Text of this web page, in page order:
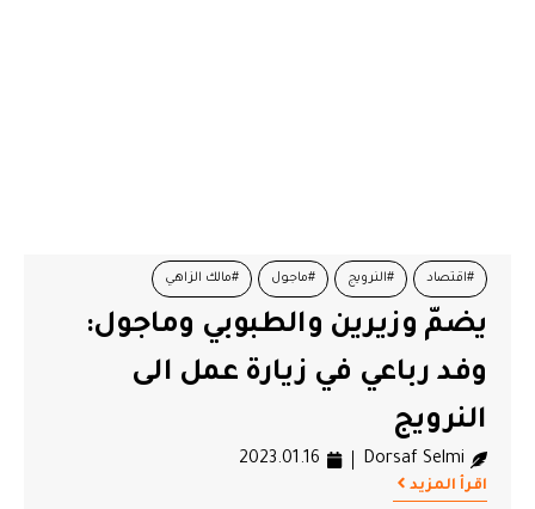
#اقتصاد #النرويج #ماجول #مالك الزاهي
#وزير الاقتصاد #وفد رباعي
يضمّ وزيرين والطبوبي وماجول:
وفد رباعي في زيارة عمل الى
النرويج
Dorsaf Selmi
2023.01.16
اقرأ المزيد